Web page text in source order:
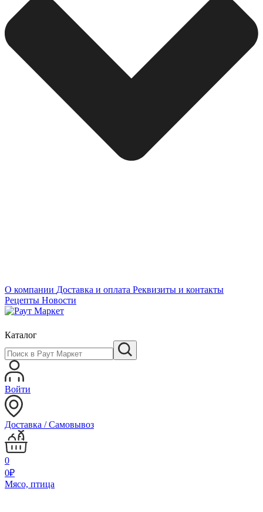
О компании Доставка и оплата Реквизиты и контакты
Рецепты Новости
Каталог
Войти
Доставка / Самовывоз
0
0₽
Мясо, птица